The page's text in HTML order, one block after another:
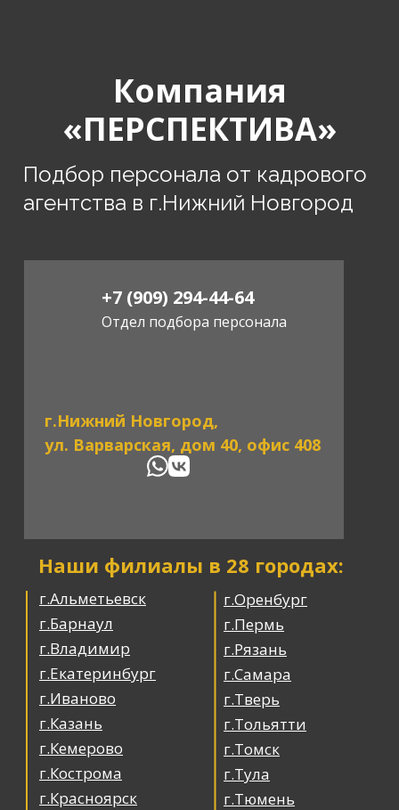
г.Оренбург
г.Пермь
г.Рязань
г.Самара
г.Тверь
г.Тольятти
г.Томск
г.Тула
г.Тюмень
г.Альметьевск
г.Барнаул
г.Владимир
г.Екатеринбург
г.Иваново
г.Казань
г.Кемерово
г.Кострома
г.Красноярск
Наши филиалы в 28 городах:
Отдел подбора персонала
+7 (909) 294-44-64
г.Нижний Новгород,
ул. Варварская, дом 40, офис 408
Подбор персонала от кадрового
агентства в г.Нижний Новгород
Компания
«ПЕРСПЕКТИВА»